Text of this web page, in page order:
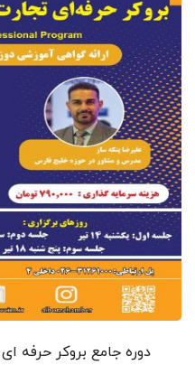
دوره جامع بروکر حرفه